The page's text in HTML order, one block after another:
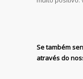
Se também
através do